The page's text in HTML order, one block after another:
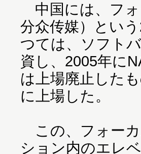
中国には、フォ
分众传媒）とい
つては、ソフト
資し、2005年に
は上場廃止した
に上場した。
この、フォー
ション内のエレ